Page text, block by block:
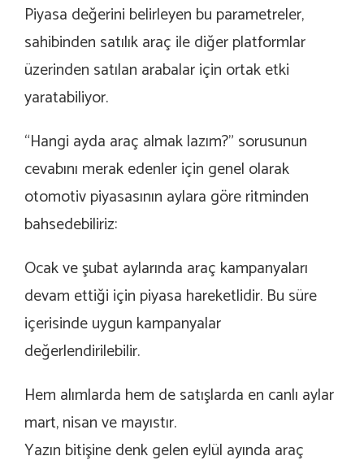
Piyasa değerini belirleyen bu parametreler,
sahibinden satılık araç ile diğer platformlar
üzerinden satılan arabalar için ortak etki
yaratabiliyor.
“Hangi ayda araç almak lazım?” sorusunun
cevabını merak edenler için genel olarak
otomotiv piyasasının aylara göre ritminden
bahsedebiliriz:
Ocak ve şubat aylarında araç kampanyaları
devam ettiği için piyasa hareketlidir. Bu süre
içerisinde uygun kampanyalar
değerlendirilebilir.
Hem alımlarda hem de satışlarda en canlı aylar
mart, nisan ve mayıstır.
Yazın bitişine denk gelen eylül ayında araç